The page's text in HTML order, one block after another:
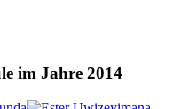
im Jahre 2014